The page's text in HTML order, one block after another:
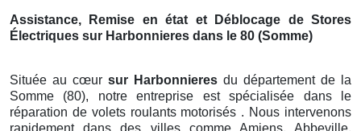
Assistance, Remise en état et Déblocage de Stores
Électriques sur Harbonnieres dans le 80 (Somme)
Située au cœur sur Harbonnieres du département de la
Somme (80), notre entreprise est spécialisée dans le
réparation de volets roulants motorisés . Nous intervenons